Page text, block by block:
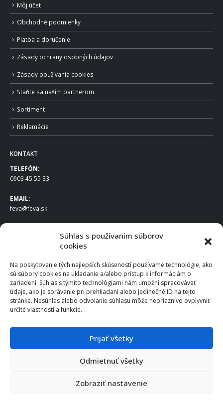
Súhlas s používaním súborov
cookies
Na poskytovanie tých najlepších skúseností používame technológie, ako
sú súbory cookies na ukladanie a/alebo prístup k informáciám o
zariadení. Súhlas s týmito technológiami nám umožní spracovávať
údaje, ako je správanie pri prehliadaní alebo jedinečné ID na tejto
stránke. Nesúhlas alebo odvolanie súhlasu môže nepriaznivo ovplyvniť
určité vlastnosti a funkcie.
Prijať všetky
Odmietnuť všetky
Zobraziť nastavenie
Môj účet
Obchodné podmienky
Platba a doručenie
Zásady ochrany osobných údajov
Zásady používania cookies
Staňte sa naším partnerom
Sortiment
Reklamácie
KONTAKT
TELEFÓN:
0903 45 55 33
EMAIL:
feva@feva.sk
FEVA Slovakia SK s.r.o.
831 04 Bratislava
IČO: 50922688
DIČ: 2120539388
IČ DPH: SK2120539388
Po – Pia: 8:00 – 16:30